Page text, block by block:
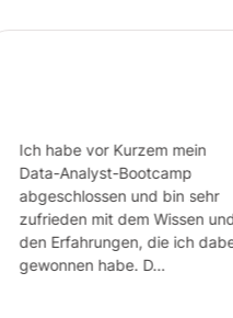
Kurzem mein
Bootcamp
und bin sehr
dem Wissen und
die ich dabei
habe. D…